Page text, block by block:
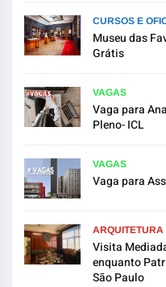
CURSOS E
Museu das
Grátis
VAGAS
Vaga para
Pleno- ICL
VAGAS
Vaga para
ARQUITETURA
Visita
enquanto
São Paulo